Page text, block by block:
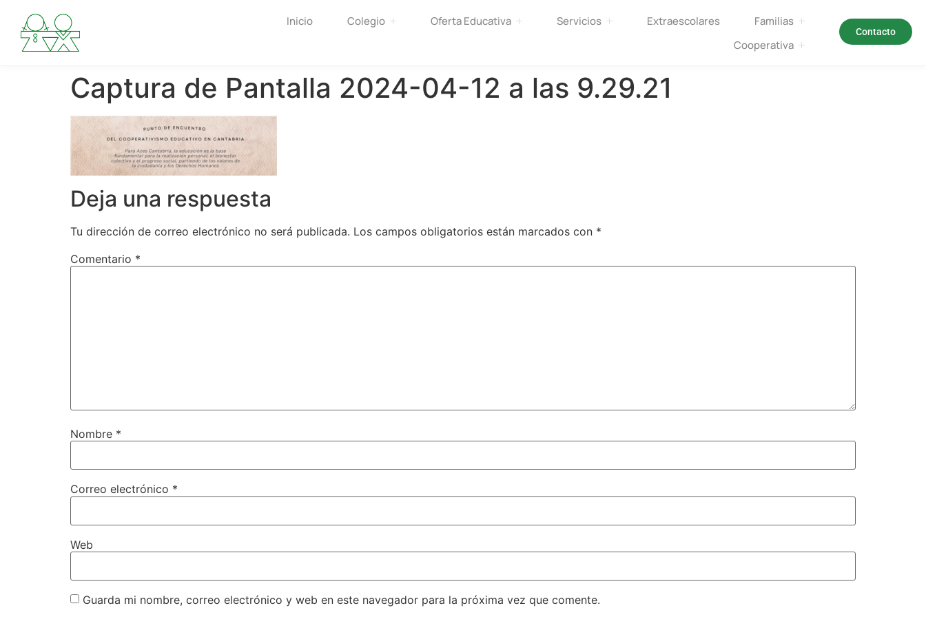
Inicio Colegio Oferta Educativa Servicios Extraescolares
Familias
Cooperativa
Contacto
Captura de Pantalla 2024-04-12 a las 9.29.21
Deja una respuesta
Tu dirección de correo electrónico no será publicada. Los campos obligatorios están marcados con *
Comentario *
Nombre *
Correo electrónico *
Web
Guarda mi nombre, correo electrónico y web en este navegador para la próxima vez que comente.